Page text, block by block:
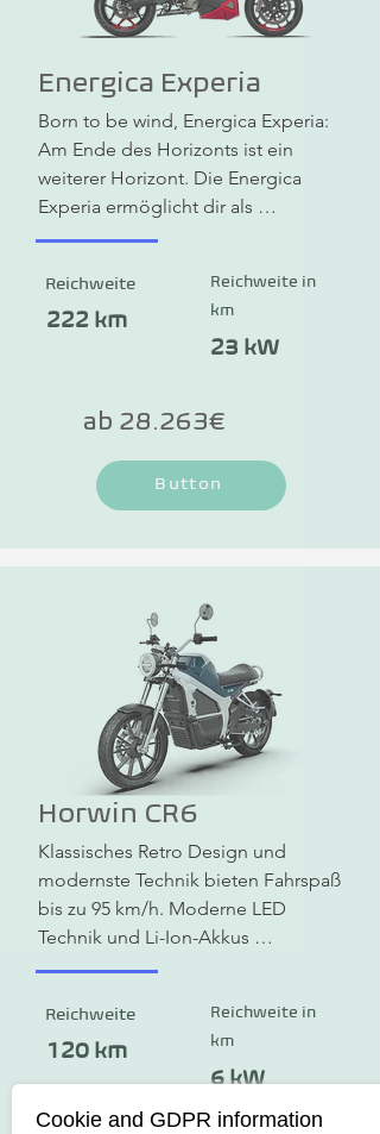
Energica Experia
Born to be wind, Energica Experia:
Am Ende des Horizonts ist ein
weiterer Horizont. Die Energica
Experia ermöglicht dir als
emissionsfreies Green Tourer-
durch die Landschaften. Aber auch
in der Stadt macht die Experia eine
gute Figur. Dank vielfältiger
längere Touren bestens geeignet.
Die Reichweite beträgt bis zu 222 km
und dank Schnellladung kannst du
diese auch unterwegs noch erhöhen.
Reichweite
222 km
Reichweite in
km
23 kW
ab 28.263€
Button
Horwin CR6
Klassisches Retro Design und
modernste Technik bieten Fahrspaß
bis zu 95 km/h. Moderne LED
Technik und Li-Ion-Akkus
versprechen eine große Reichweite
Sicherheitsstandards.
Reichweite
120 km
Reichweite in
km
6 kW
Cookie and GDPR information